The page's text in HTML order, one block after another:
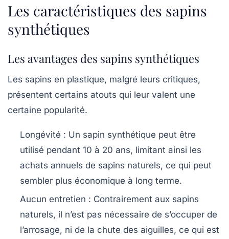
Les caractéristiques des sapins
synthétiques
Les avantages des sapins synthétiques
Les sapins en plastique, malgré leurs critiques,
présentent certains atouts qui leur valent une
certaine popularité.
Longévité : Un sapin synthétique peut être
utilisé pendant 10 à 20 ans, limitant ainsi les
achats annuels de sapins naturels, ce qui peut
sembler plus économique à long terme.
Aucun entretien : Contrairement aux sapins
naturels, il n’est pas nécessaire de s’occuper de
l’arrosage, ni de la chute des aiguilles, ce qui est